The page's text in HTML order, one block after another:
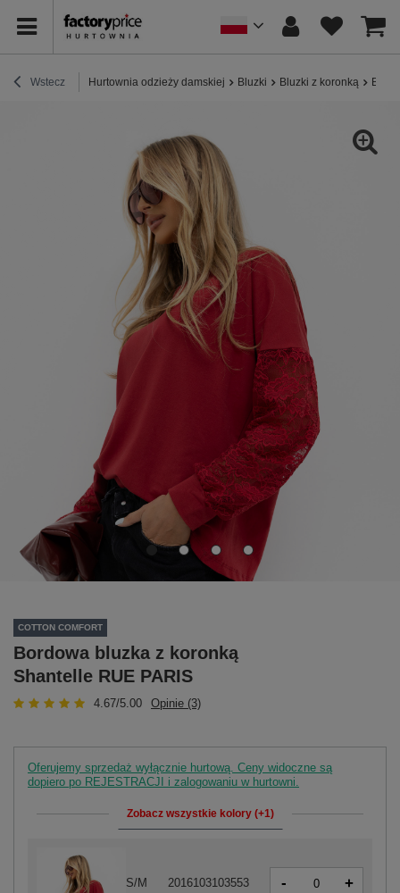
Wstecz Hurtownia odzieży damskiej Bluzki Bluzki z koronką
COTTON COMFORT
Bordowa bluzka z koronką
Shantelle RUE PARIS
4.67/5.00 Opinie (3)
Oferujemy sprzedaż wyłącznie hurtową. Ceny widoczne są
dopiero po REJESTRACJI i zalogowaniu w hurtowni.
Zobacz wszystkie kolory (+1)
S/M 2016103103553 - +